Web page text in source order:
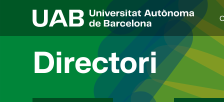
I
d
i
a
e
Directori
C